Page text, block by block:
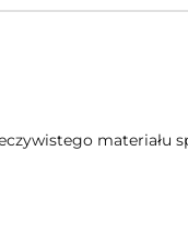
materiału